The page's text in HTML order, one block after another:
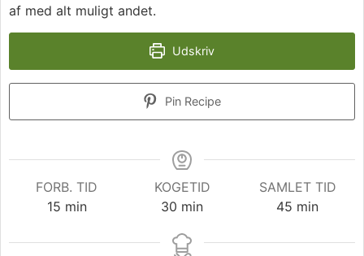
af med alt muligt andet.
Udskriv
Pin Recipe
FORB. TID
15minutter
min
KOGETID
30 minutter
min
SAMLET TID
45 minutter
min